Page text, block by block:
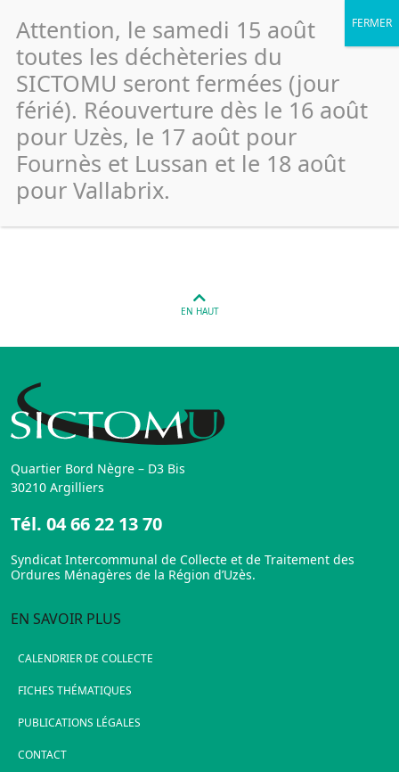
Lussan – Déchèterie
(Emballage)
Publié le 26 janvier 2022
EN HAUT
Quartier Bord Nègre – D3 Bis
30210 Argilliers
Tél. 04 66 22 13 70
Syndicat Intercommunal de Collecte et de Traitement des
Ordures Ménagères de la Région d’Uzès.
EN SAVOIR PLUS
CALENDRIER DE COLLECTE
FICHES THÉMATIQUES
PUBLICATIONS LÉGALES
CONTACT
Attention, le samedi 15 août
toutes les déchèteries du
SICTOMU seront fermées (jour
férié). Réouverture dès le 16 août
pour Uzès, le 17 août pour
Fournès et Lussan et le 18 août
pour Vallabrix.